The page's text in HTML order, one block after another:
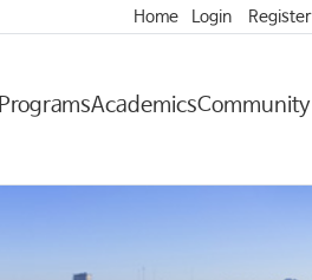
Home Login Register
ProgramsAcademicsCommunity